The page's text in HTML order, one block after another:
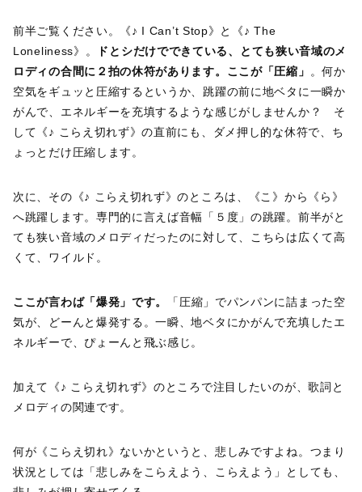
前半ご覧ください。《♪ I Can’t Stop》と《♪ The
Loneliness》。
ドとシだけでできている、とても狭い音域のメ
ロディの合間に２拍の休符があります。ここが「圧縮」
。何か
空気をギュッと圧縮するというか、跳躍の前に地ベタに一瞬か
がんで、エネルギーを充填するような感じがしませんか？ そ
して《♪ こらえ切れず》の直前にも、ダメ押し的な休符で、ち
ょっとだけ圧縮します。
次に、その《♪ こらえ切れず》のところは、《こ》から《ら》
へ跳躍します。専門的に言えば音幅「５度」の跳躍。前半がと
ても狭い音域のメロディだったのに対して、こちらは広くて高
くて、ワイルド。
ここが言わば「爆発」です。
「圧縮」でパンパンに詰まった空
気が、どーんと爆発する。一瞬、地ベタにかがんで充填したエ
ネルギーで、ぴょーんと飛ぶ感じ。
加えて《♪ こらえ切れず》のところで注目したいのが、歌詞と
メロディの関連です。
何が《こらえ切れ》ないかというと、悲しみですよね。つまり
状況としては「悲しみをこらえよう、こらえよう」としても、